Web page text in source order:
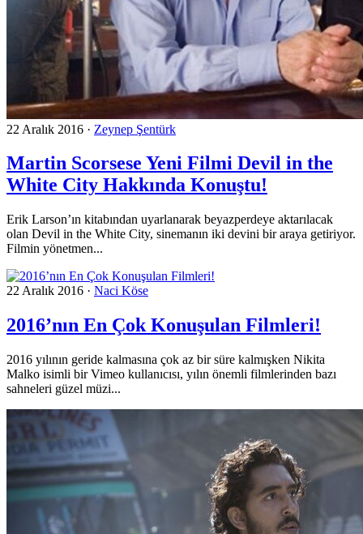
22 Aralık 2016 · Zeynep Şentürk
Martin Scorsese Yeni Filmi Devil in the
White City Hakkında Konuştu!
Erik Larson’ın kitabından uyarlanarak beyazperdeye aktarılacak
olan Devil in the White City, sinemanın iki devini bir araya getiriyor.
Filmin yönetmen...
22 Aralık 2016 · Naci Köse
2016’nın En Çok Konuşulan Filmleri!
2016 yılının geride kalmasına çok az bir süre kalmışken Nikita
Malko isimli bir Vimeo kullanıcısı, yılın önemli filmlerinden bazı
sahneleri güzel müzi...